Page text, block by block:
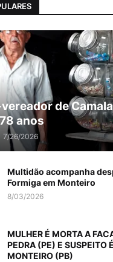
de
anos
7/26/2026
Multidão acompanha
Formiga em Monteiro
8/03/2026
MULHER É MORTA A
PEDRA (PE) E SUSPEITO
MONTEIRO (PB)